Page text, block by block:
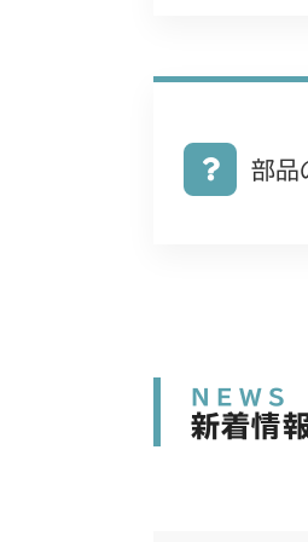
部品
NEWS
新着情